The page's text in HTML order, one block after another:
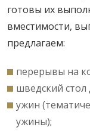
готовы их
вместимости,
предлагаем:
перерывы на
шведский стол
ужин
ужины);